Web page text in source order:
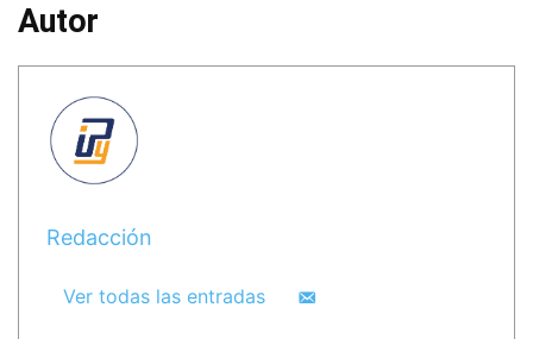
Autor
Redacción
Ver todas las entradas